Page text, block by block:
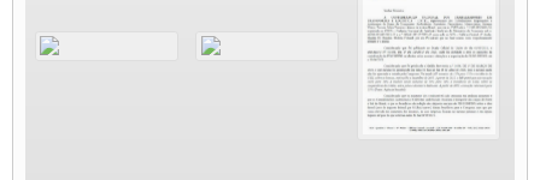
Modal-Live#9 Quais são os direitos dos trabalhador@s que contraem a Covid-19 na
Participe da Campanha Fora Bolsonaro
CNTTL e FECOOTAC apoiam Campanha de testes de COVID-19 para
MODAL-LIVE#8 - Lideranças sindicais da CNTTL, CGTB e dos caminhoneiros